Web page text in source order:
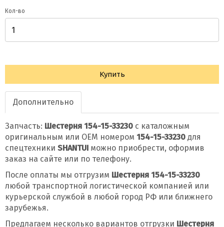
Отправить
Кол-во
Купить
Дополнительно
Запчасть: Шестерня 154-15-33230 с каталожным
оригинальным или OEM номером 154-15-33230 для
спецтехники SHANTUI можно приобрести, оформив
заказ на сайте или по телефону.
После оплаты мы отгрузим Шестерня 154-15-33230
любой транспортной логистической компанией или
курьерской службой в любой город РФ или ближнего
зарубежья.
Предлагаем несколько вариантов отгрузки Шестерня